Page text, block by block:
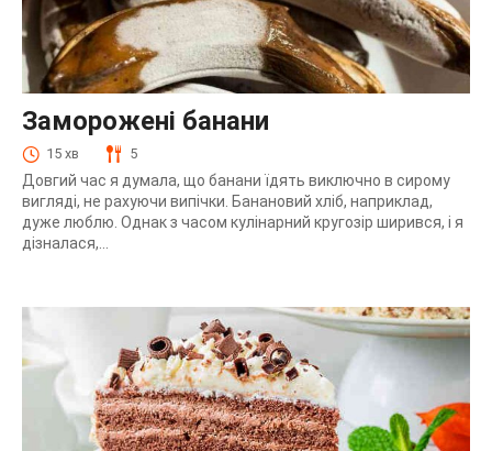
Заморожені банани
15 хв 5
Довгий час я думала, що банани їдять виключно в сирому
вигляді, не рахуючи випічки. Банановий хліб, наприклад,
дуже люблю. Однак з часом кулінарний кругозір ширився, і я
дізналася,...